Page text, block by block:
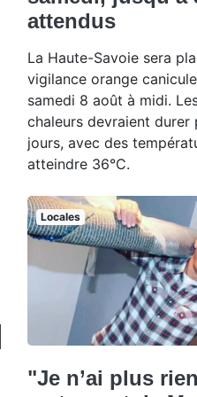
attendus
La Haute-Savoie sera
vigilance orange
samedi 8 août à midi.
chaleurs devraient durer
jours, avec des
atteindre 36°C.
Locales
"Je n’ai plus